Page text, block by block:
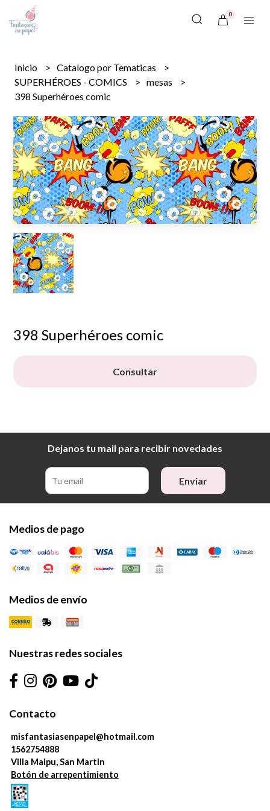
0
Inicio
Catalogo por Tematicas
SUPERHÉROES - COMICS
mesas
398 Superhéroes comic
398 Superhéroes comic
Consultar
Dejanos tu mail para recibir novedades
Enviar
Medios de pago
Medios de envío
Nuestras redes sociales
Contacto
misfantasiasenpapel@hotmail.com
1562754888
Villa Maipu, San Martin
Botón de arrepentimiento